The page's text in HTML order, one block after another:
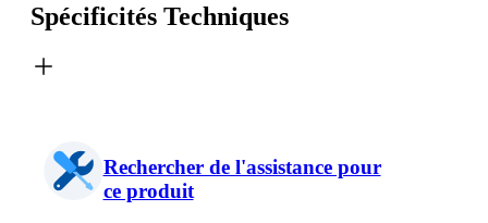
Spécificités Techniques
Rechercher de l'assistance pour
ce produit